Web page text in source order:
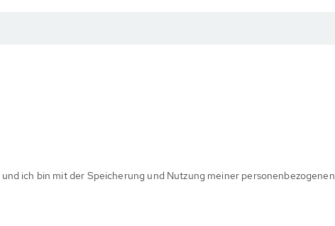
ich bin mit der Speicherung und Nutzung meiner personenbezogenen